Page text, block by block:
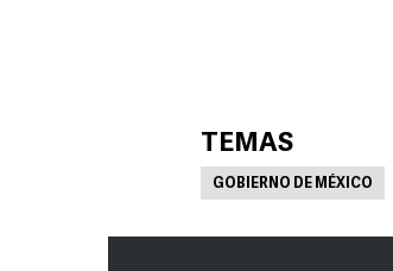
TEMAS
GOBIERNO DE MÉXICO